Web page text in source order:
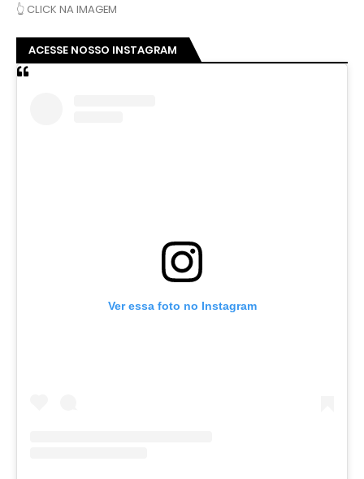
👆 CLICK NA IMAGEM
ACESSE NOSSO INSTAGRAM
Ver essa foto no Instagram